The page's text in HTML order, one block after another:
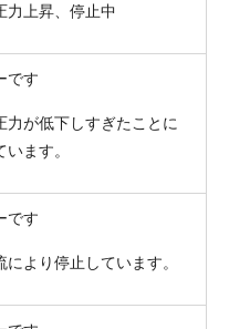
力上昇、停止中
です
力が低下しすぎたことに
ます。
です
より停止しています。